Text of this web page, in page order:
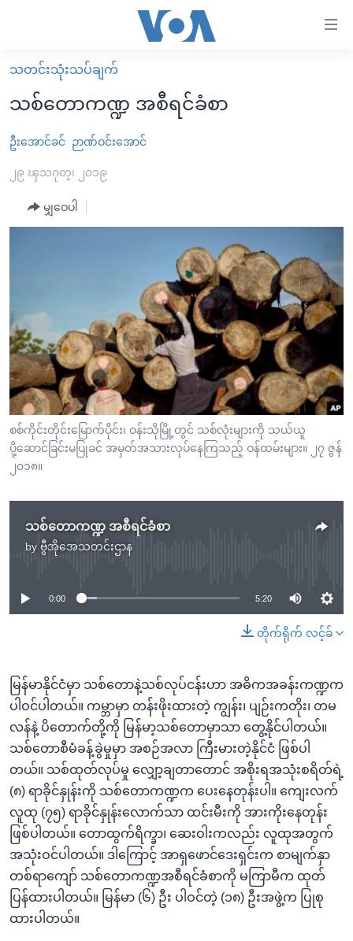
လွယ်ကူ
စေ
Link
များ
အကြောင်းအရာ
ရန်
ပင်မ
အ
ညွန်း
စာမျက်နှာ
ကျော်
ကြည့်
နေရာ
ကျော်
ရန်
မူလစာမျက်နှာ
မြန်မာ
ကမ္ဘာ့သတင်းများ
နိုင်ငံတကာ
တရုတ်
ဗွီဒီယို
ရပ်ဝန်းတခု လမ်းတခု အလွန်
မကြေးမုံရဲ့ အင်္ဂလိပ်စာ
ရုပ်ရှင်ထဲက အင်္ဂလိပ်စာ
သုတပဒေသာ အင်္ဂလိပ်စာ
ရေဒီယို
တီဗွီ
ရေဒီယိုနှင့်ရုပ်သံ အချက်အလက်များ
ရေဒီယို/တီဗွီအစီအစဉ်
Learning English
ဗွီအိုအေ လူမှုကွန်ယက်များ
သတင်းသုံးသပ်ချက်
သစ်တောကဏ္ဍ အစီရင်ခံစာ
ဦးအောင်ခင် ဉာဏ်ဝင်းအောင်
၂၉ ၾသဂုတ္၊ ၂၀၁၉
မျှဝေပါ
စစ်ကိုင်းတိုင်းမြောက်ပိုင်း၊ ဝန်းသိုမြို့တွင် သစ်လုံးများကို သယ်ယူ
ပို့ဆောင်ခြင်းမပြုခင် အမှတ်အသားလုပ်နေကြသည့် ဝန်ထမ်းများ။ ၂၇ ဇွန်
၂၀၁၈။
သစ်တောကဏ္ဍ အစီရင်ခံစာ
by ဗွီအိုအေသတင်းဌာန
No media source currently available
0:00 5:20
တိုက်ရိုက် လင့်ခ်
မြန်မာနိုင်ငံမှာ သစ်တောနဲ့သစ်လုပ်ငန်းဟာ အဓိကအခန်းကဏ္ဍက
ပါဝင်ပါတယ်။ ကမ္ဘာမှာ တန်းဖိုးထားတဲ့ ကျွန်း၊ ပျဉ်းကတိုး၊ တမ
လန်နဲ့ ပိတောက်တို့ကို မြန်မာ့သစ်တောမှာသာ တွေ့နိုင်ပါတယ်။
သစ်တောစီမံခန့်ခွဲမှုမှာ အစဉ်အလာ ကြီးမားတဲ့နိုင်ငံ ဖြစ်ပါ
တယ်။ သစ်ထုတ်လုပ်မှု လျှော့ချတာတောင် အစိုးရအသုံးစရိတ်ရဲ့
(၈) ရာခိုင်နှုန်းကို သစ်တောကဏ္ဍက ပေးနေတုန်းပါ။ ကျေးလက်
လူထု (၇၅) ရာခိုင်နှုန်းလောက်သာ ထင်းမီးကို အားကိုးနေတုန်း
ဖြစ်ပါတယ်။ တောထွက်ရိက္ခာ၊ ဆေးဝါးကလည်း လူထုအတွက်
အသုံးဝင်ပါတယ်။ ဒါကြောင့် အာရှဖောင်ဒေးရှင်းက စာမျက်နှာ
တစ်ရာကျော် သစ်တောကဏ္ဍအစီရင်ခံစာကို မကြာမီက ထုတ်
ပြန်ထားပါတယ်။ မြန်မာ (၆) ဦး ပါဝင်တဲ့ (၁၈) ဦးအဖွဲ့က ပြုစု
ထားပါတယ်။